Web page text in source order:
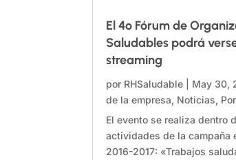
El 4º Fórum de
Saludables podrá
streaming
por RHSaludable May 30,
de la empresa, Noticias,
El evento se realiza dentro
actividades de la campaña
2016-2017: «Trabajos